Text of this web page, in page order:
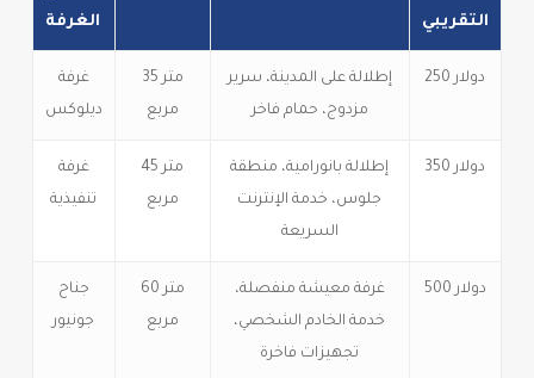
الغرفة
التقريبي
غرفة
ديلوكس
35 متر
مربع
إطلالة على المدينة، سرير
مزدوج، حمام فاخر
250 دولار
غرفة
تنفيذية
45 متر
مربع
إطلالة بانورامية، منطقة
جلوس، خدمة الإنترنت
السريعة
350 دولار
جناح
جونيور
60 متر
مربع
غرفة معيشة منفصلة،
خدمة الخادم الشخصي،
تجهيزات فاخرة
500 دولار